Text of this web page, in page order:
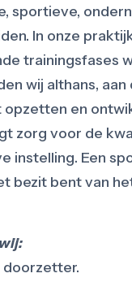
sportieve,
In onze
trainingsfases
wij althans,
en
zorg voor de
instelling. Een
bezit bent van
doorzetter.